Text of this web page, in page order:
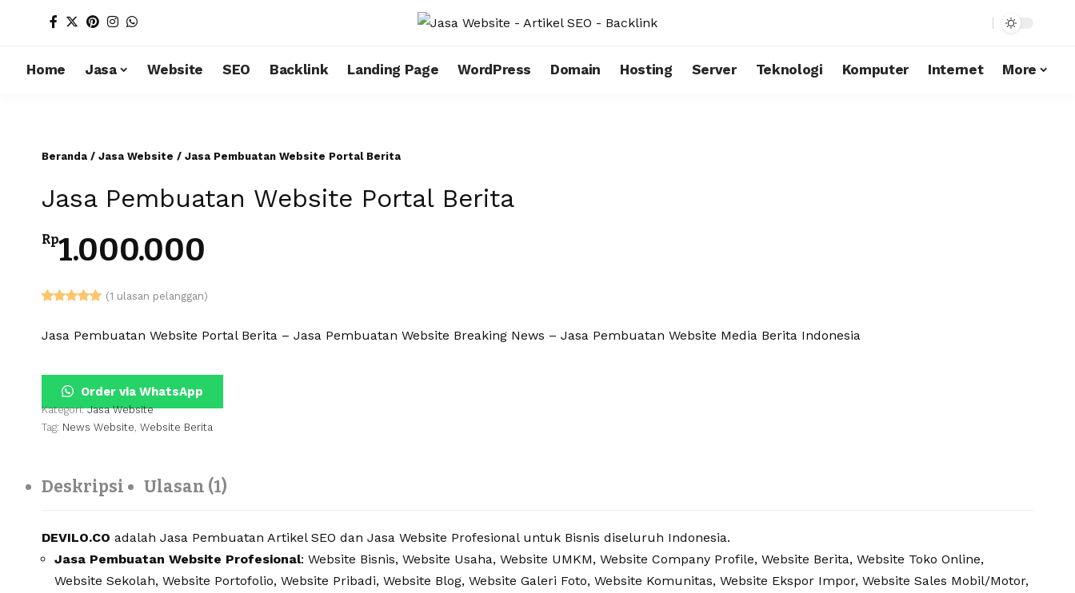
Home Jasa Website SEO Backlink Landing Page WordPress Domain Hosting Server Teknologi Komputer Internet More
Beranda / Jasa Website / Jasa Pembuatan Website Portal Berita
Jasa Pembuatan Website Portal Berita
Rp1.000.000
berdasarkan
(1 ulasan pelanggan)
Jasa Pembuatan Website Portal Berita – Jasa Pembuatan Website Breaking News – Jasa Pembuatan Website Media Berita Indonesia
Order via WhatsApp
Kategori:Jasa Website
Tag: News Website Website Berita
Deskripsi Ulasan (1)
DEVILO.CO adalah Jasa Pembuatan Artikel SEO dan Jasa Website Profesional untuk Bisnis diseluruh Indonesia.
Jasa Pembuatan Website Profesional: Website Bisnis, Website Usaha, Website UMKM, Website Company Profile, Website Berita, Website Toko Online,
Website Sekolah, Website Portofolio, Website Pribadi, Website Blog, Website Galeri Foto, Website Komunitas, Website Ekspor Impor, Website Sales Mobil/Motor,